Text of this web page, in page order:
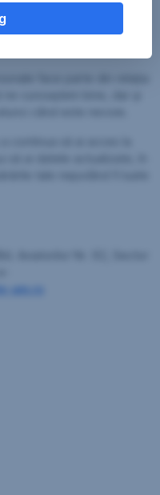
juridice sau dacă
o persoană expusă
face parte din relația
cunoaștem bine, dar și
când este nevoie.
continua să ai acces la
ai datele actualizate, în
tale neputând fi luate
Aviatorilor Nr. 92, Sector
am.ro